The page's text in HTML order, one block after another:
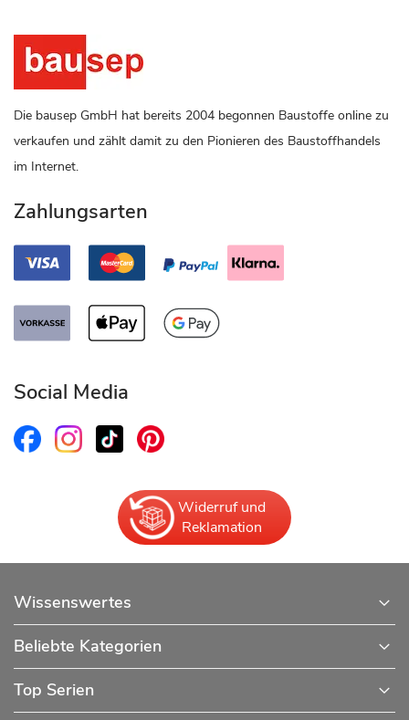
Die bausep GmbH hat bereits 2004 begonnen Baustoffe online zu
verkaufen und zählt damit zu den Pionieren des Baustoffhandels
im Internet.
Zahlungsarten
Social Media
Widerruf und
Reklamation
Wissenswertes
Beliebte Kategorien
Top Serien